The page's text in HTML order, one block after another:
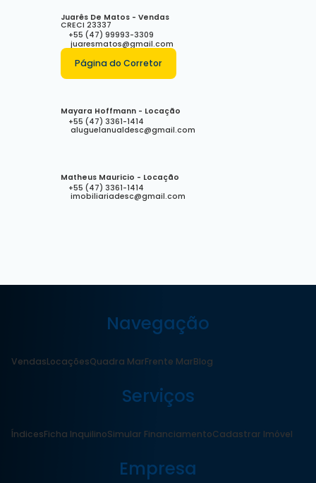
Juarês De Matos - Vendas
CRECI 23337
+55 (47) 99993-3309
juaresmatos@gmail.com
Página do Corretor
Mayara Hoffmann - Locação
+55 (47) 3361-1414
aluguelanualdesc@gmail.com
Matheus Mauricio - Locação
+55 (47) 3361-1414
imobiliariadesc@gmail.com
Navegação
VendasLocaçõesQuadra MarFrente MarBlog
Serviços
ÍndicesFicha InquilinoSimular FinanciamentoCadastrar Imóvel
Empresa